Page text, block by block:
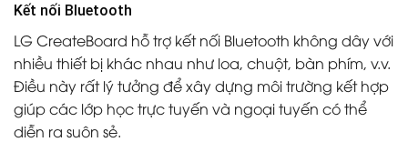
Kết nối Bluetooth
LG CreateBoard hỗ trợ kết nối Bluetooth không dây với
nhiều thiết bị khác nhau như loa, chuột, bàn phím, v.v.
Điều này rất lý tưởng để xây dựng môi trường kết hợp
giúp các lớp học trực tuyến và ngoại tuyến có thể
diễn ra suôn sẻ.